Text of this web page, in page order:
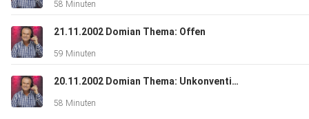
58 Minuten
21.11.2002 Domian Thema: Offen
59 Minuten
20.11.2002 Domian Thema: Unkonventionelle Liebesbeziehungen
58 Minuten